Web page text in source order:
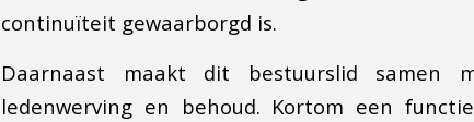
continuïteit gewaarborgd is.
Daarnaast maakt dit bestuurslid samen
ledenwerving en behoud. Kortom een